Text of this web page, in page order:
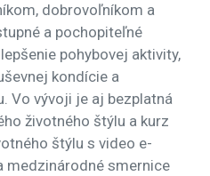
dobrovoľníkom a
a pochopiteľné
pohybovej aktivity,
kondície a
Vo vývoji je aj bezplatná
životného štýlu a kurz
štýlu s video e-
medzinárodné smernice